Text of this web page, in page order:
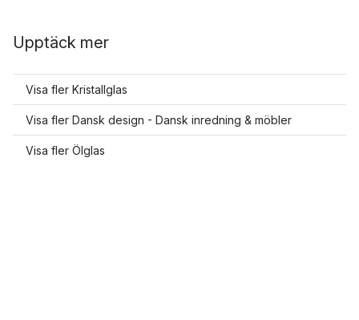
Upptäck mer
Visa fler Kristallglas
Visa fler Dansk design - Dansk inredning & möbler
Visa fler Ölglas